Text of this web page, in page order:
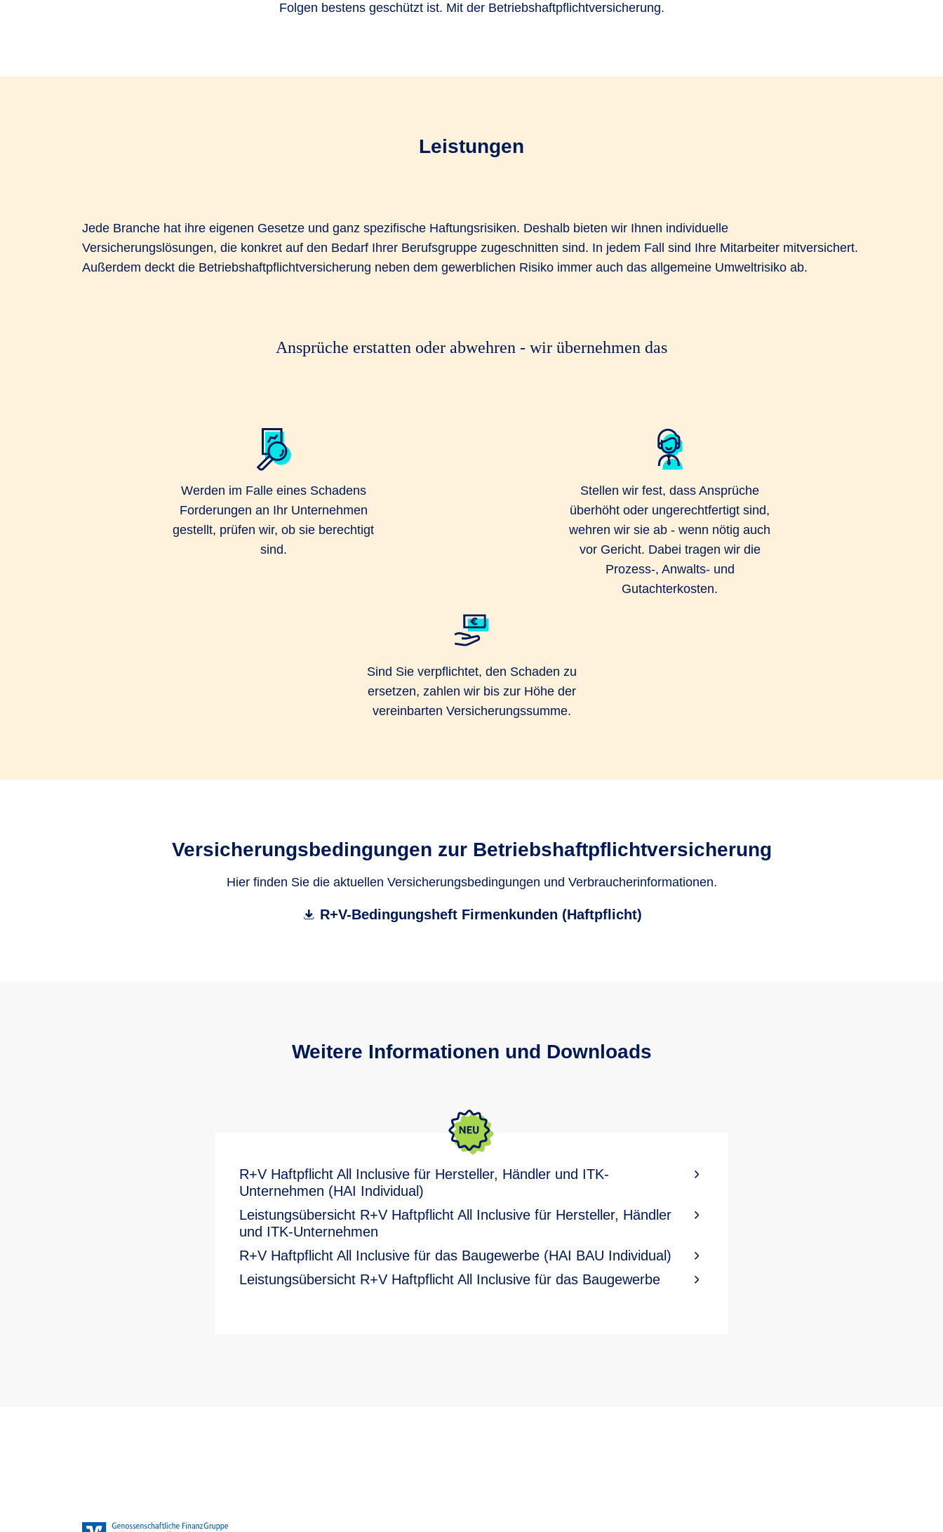
Folgen bestens geschützt ist. Mit der Betriebshaftpflichtversicherung.
Leistungen
Jede Branche hat ihre eigenen Gesetze und ganz spezifische Haftungsrisiken. Deshalb bieten wir Ihnen individuelle
Versicherungslösungen, die konkret auf den Bedarf Ihrer Berufsgruppe zugeschnitten sind. In jedem Fall sind Ihre Mitarbeiter mitversichert.
Außerdem deckt die Betriebshaftpflichtversicherung neben dem gewerblichen Risiko immer auch das allgemeine Umweltrisiko ab.
Ansprüche erstatten oder abwehren - wir übernehmen das
Werden im Falle eines Schadens
Forderungen an Ihr Unternehmen
gestellt, prüfen wir, ob sie berechtigt
sind.
Stellen wir fest, dass Ansprüche
überhöht oder ungerechtfertigt sind,
wehren wir sie ab - wenn nötig auch
vor Gericht. Dabei tragen wir die
Prozess-, Anwalts- und
Gutachterkosten.
Sind Sie verpflichtet, den Schaden zu
ersetzen, zahlen wir bis zur Höhe der
vereinbarten Versicherungssumme.
Versicherungsbedingungen zur Betriebshaftpflichtversicherung
Hier finden Sie die aktuellen Versicherungsbedingungen und Verbraucherinformationen.
R+V-Bedingungsheft Firmenkunden (Haftpflicht)
Weitere Informationen und Downloads
R+V Haftpflicht All Inclusive für Hersteller, Händler und ITK-
Unternehmen (HAI Individual)
Leistungsübersicht R+V Haftpflicht All Inclusive für Hersteller, Händler
und ITK-Unternehmen
R+V Haftpflicht All Inclusive für das Baugewerbe (HAI BAU Individual)
Leistungsübersicht R+V Haftpflicht All Inclusive für das Baugewerbe